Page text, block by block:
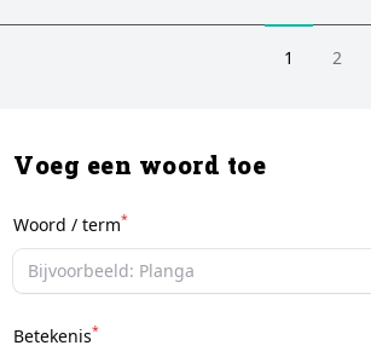
1 2
Voeg een woord toe
Woord / term*
Betekenis*